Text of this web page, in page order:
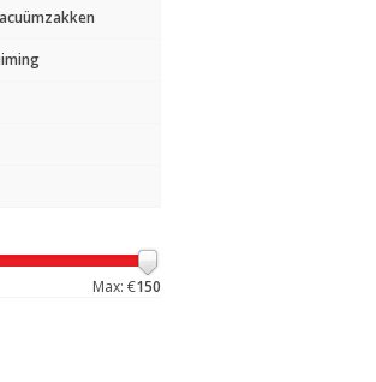
Max: €150